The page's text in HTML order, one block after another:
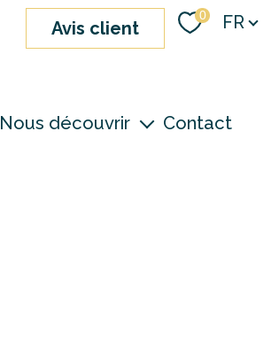
avis client
0 Langue
FR
Nous découvrir Contact